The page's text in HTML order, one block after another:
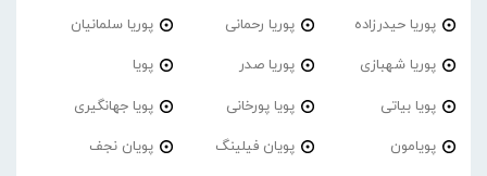
پوریا حیدرزاده پوریا رحمانی پوریا سلمانیان
پوریا شهبازی پوریا صدر پویا
پویا بیاتی پویا پورخانی پویا جهانگیری
پویامون پویان فیلینگ پویان نجف